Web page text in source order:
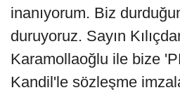
inanıyorum. Biz
duruyoruz. Sayın
Karamollaoğlu ile bize
Kandil'le sözleşme